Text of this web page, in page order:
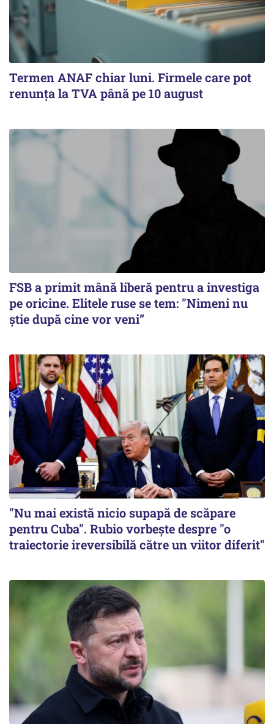
Termen ANAF chiar luni. Firmele care pot
renunța la TVA până pe 10 august
FSB a primit mână liberă pentru a investiga
pe oricine. Elitele ruse se tem: "Nimeni nu
știe după cine vor veni”
"Nu mai există nicio supapă de scăpare
pentru Cuba". Rubio vorbește despre "o
traiectorie ireversibilă către un viitor diferit"